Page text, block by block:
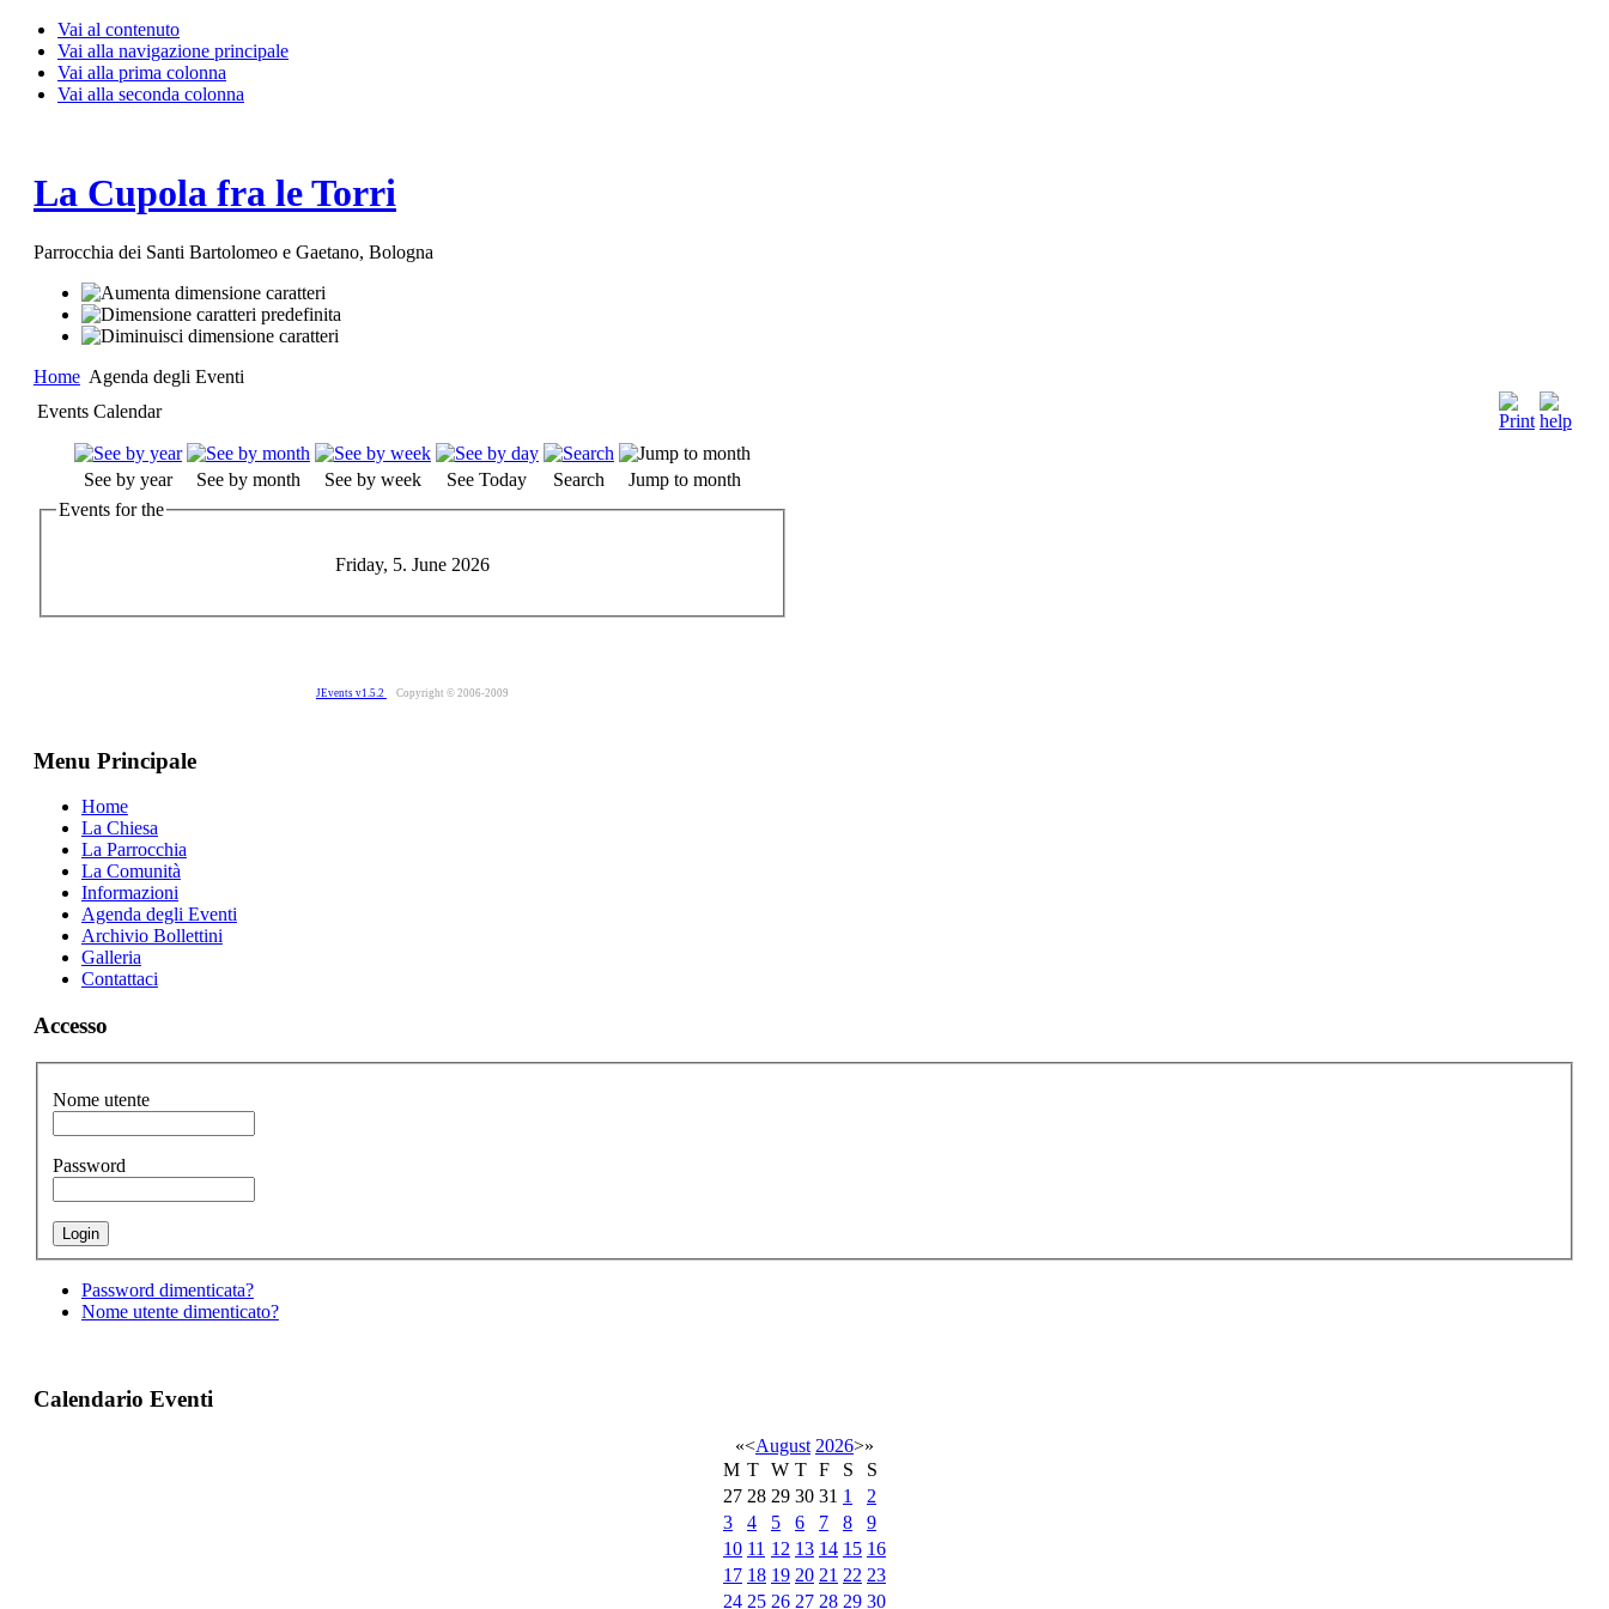
Vai al contenuto
Vai alla navigazione principale
Vai alla prima colonna
Vai alla seconda colonna
La Cupola fra le Torri
Parrocchia dei Santi Bartolomeo e Gaetano, Bologna
Home Agenda degli Eventi
Events Calendar
See by year See by month See by week See Today Search
Jump to month
Events for the
Friday, 5. June 2026
JEvents v1.5.2 Copyright © 2006-2009
Menu Principale
Home
La Chiesa
La Parrocchia
La Comunità
Informazioni
Agenda degli Eventi
Archivio Bollettini
Galleria
Contattaci
Accesso
Nome utente
Password
Password dimenticata?
Nome utente dimenticato?
Calendario Eventi
«<August 2026>»
M T W T F S
S
27 28 29 30 31 1
2
3
4 5 6 7 8
9
10 11 12 13 14 15 16
17 18 19 20 21 22 23
24 25 26 27 28 29 30